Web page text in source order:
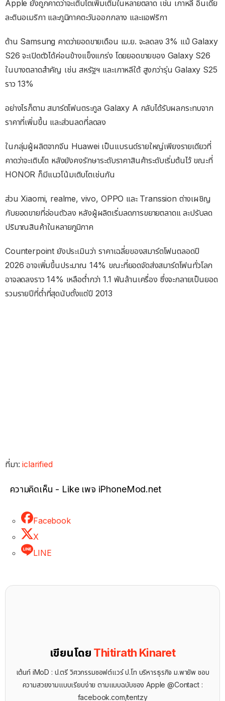
Apple ยังถูกคาดว่าจะเติบโตเพิ่มเติมในหลายตลาด เช่น เกาหลี อินเดีย
ละตินอเมริกา และภูมิภาคตะวันออกกลาง และแอฟริกา
ด้าน Samsung คาดว่ายอดขายเดือน เม.ย. จะลดลง 3% แม้ Galaxy
S26 จะเปิดตัวได้ค่อนข้างแข็งแกร่ง โดยยอดขายของ Galaxy S26
ในบางตลาดสำคัญ เช่น สหรัฐฯ และเกาหลีใต้ สูงกว่ารุ่น Galaxy S25
ราว 13%
อย่างไรก็ตาม สมาร์ตโฟนตระกูล Galaxy A กลับได้รับผลกระทบจาก
ราคาที่เพิ่มขึ้น และส่วนลดที่ลดลง
ในกลุ่มผู้ผลิตจากจีน Huawei เป็นแบรนด์รายใหญ่เพียงรายเดียวที่
คาดว่าจะเติบโต หลังยังคงรักษาระดับราคาสินค้าระดับเริ่มต้นไว้ ขณะที่
HONOR ก็มีแนวโน้มเติบโตเช่นกัน
ส่วน Xiaomi, realme, vivo, OPPO และ Transsion ต่างเผชิญ
กับยอดขายที่อ่อนตัวลง หลังผู้ผลิตเริ่มลดการขยายตลาดแ ละปรับลด
ปริมาณสินค้าในหลายภูมิภาค
Counterpoint ยังประเมินว่า ราคาเฉลี่ยของสมาร์ตโฟนตลอดปี
2026 อาจเพิ่มขึ้นประมาณ 14% ขณะที่ยอดจัดส่งสมาร์ตโฟนทั่วโลก
อาจลดลงราว 14% เหลือต่ำกว่า 1.1 พันล้านเครื่อง ซึ่งจะกลายเป็นยอด
รวมรายปีที่ต่ำที่สุดนับตั้งแต่ปี 2013
ที่มา:iclarified
ความคิดเห็น - Like เพจ iPhoneMod.net
Facebook
X
LINE
เขียนโดย Thitirath Kinaret
เต้นท์ iMoD : ป.ตรี วิศวกรรมซอฟต์แวร์ ป.โท บริหารธุรกิจ ม.พายัพ ชอบ
ความสวยงามแบบเรียบง่าย ตามแบบฉบับของ Apple @Contact :
facebook.com/tentzy